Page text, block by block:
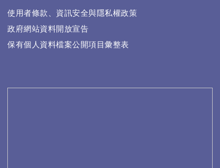
使用者條款、資訊安全與隱私權政策
政府網站資料開放宣告
保有個人資料檔案公開項目彙整表